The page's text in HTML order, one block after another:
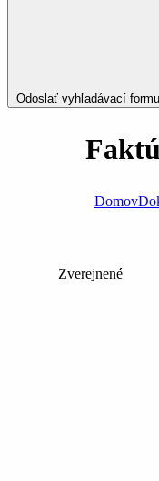
Odoslať vyhľadávací
Domov
Zverejnené